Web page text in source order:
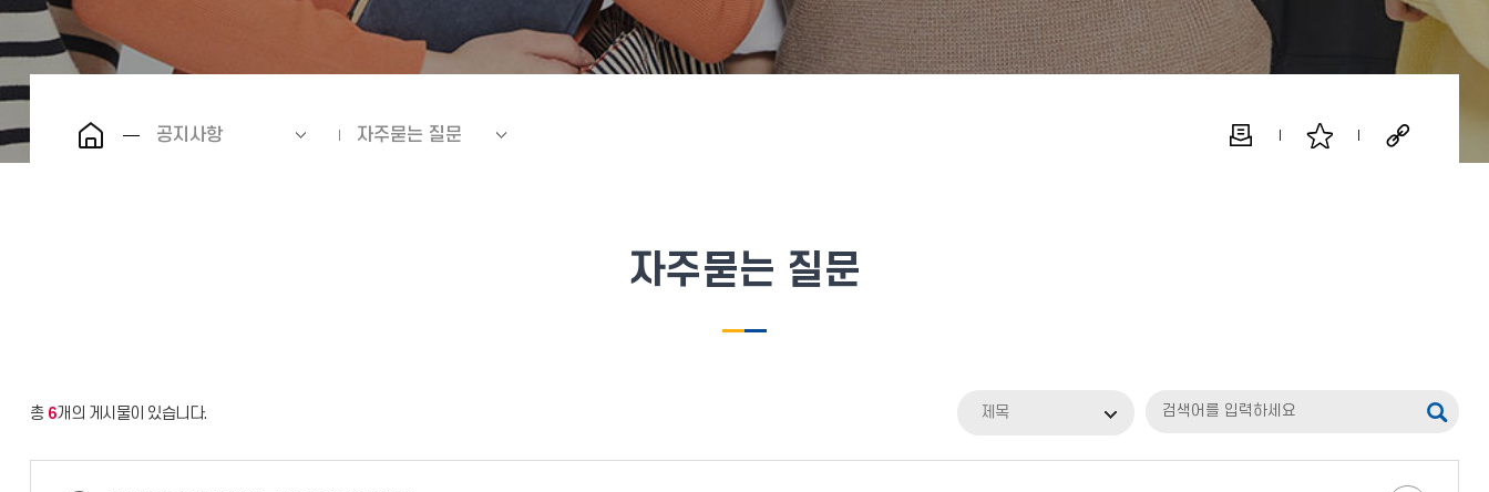
공지사항 자주묻는 질문
자주묻는 질문
총 6개의 게시물이 있습니다. 제목 검
색